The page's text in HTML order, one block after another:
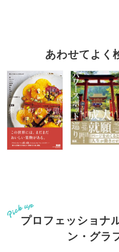
あわせてよく
プロフェッショナ
ン・グラ